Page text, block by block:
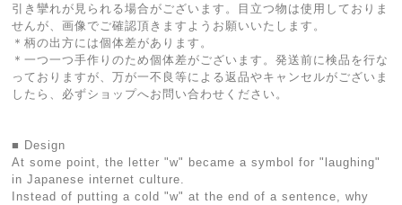
引き攣れが見られる場合がございます。目立つ物は使用しておりま
せんが、画像でご確認頂きますようお願いいたします。
＊柄の出方には個体差があります。
＊一つ一つ手作りのため個体差がございます。発送前に検品を行な
っておりますが、万が一不良等による返品やキャンセルがございま
したら、必ずショップへお問い合わせください。
■ Design
At some point, the letter "w" became a symbol for "laughing"
in Japanese internet culture.
Instead of putting a cold "w" at the end of a sentence, why